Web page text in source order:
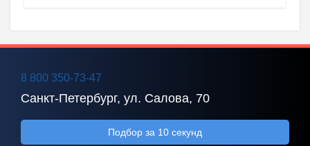
8 800 350-73-47
Санкт-Петербург, ул. Салова, 70
Подбор за 10 секунд